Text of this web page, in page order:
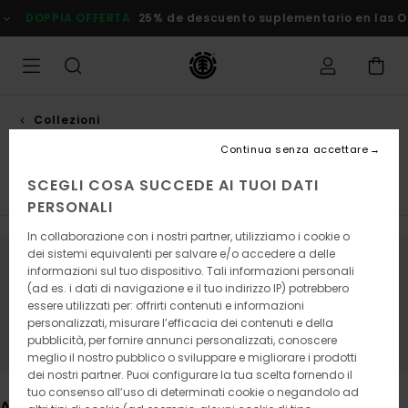
alla
selezione
griglie
de descuento suplementario en las Ofertas Risparmia
Collezioni
Element x Timber! Element x Gabriel Alcala
Continua a seguirci, i prodotti che
cerchi presto saranno di nuovo
disponibili
SCEGLI COSA SUCCEDE AI TUOI DATI
PERSONALI
In collaborazione con i nostri partner, utilizziamo i cookie o
dei sistemi equivalenti per salvare e/o accedere a delle
informazioni sul tuo dispositivo. Tali informazioni personali
(ad es. i dati di navigazione e il tuo indirizzo IP) potrebbero
essere utilizzati per: offrirti contenuti e informazioni
personalizzati, misurare l’efficacia dei contenuti e della
pubblicità, per fornire annunci personalizzati, conoscere
meglio il nostro pubblico o sviluppare e migliorare i prodotti
dei nostri partner. Puoi configurare la tua scelta fornendo il
tuo consenso all’uso di determinati cookie o negandolo ad
Continua senza accettare